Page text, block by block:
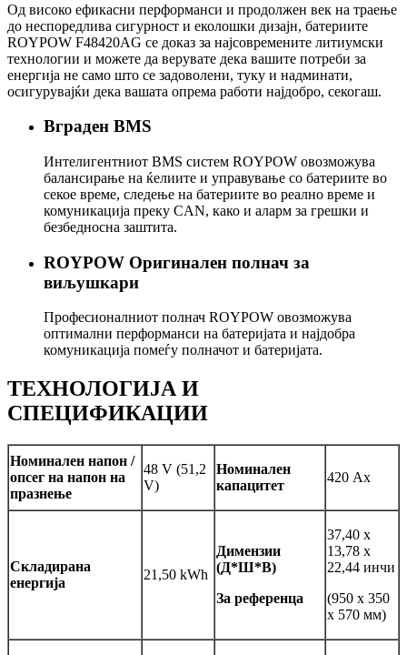
Од високо ефикасни перформанси и продолжен век на траење
до неспоредлива сигурност и еколошки дизајн, батериите
ROYPOW F48420AG се доказ за најсовремените литиумски
технологии и можете да верувате дека вашите потреби за
енергија не само што се задоволени, туку и надминати,
осигурувајќи дека вашата опрема работи најдобро, секогаш.
Вграден BMS
Интелигентниот BMS систем ROYPOW овозможува
балансирање на ќелиите и управување со батериите во
секое време, следење на батериите во реално време и
комуникација преку CAN, како и аларм за грешки и
безбедносна заштита.
ROYPOW Оригинален полнач за
виљушкари
Професионалниот полнач ROYPOW овозможува
оптимални перформанси на батеријата и најдобра
комуникација помеѓу полначот и батеријата.
ТЕХНОЛОГИЈА И
СПЕЦИФИКАЦИИ
Номинален напон /
опсег на напон на
празнење
48 V (51,2
V)
Номинален
капацитет
420 Ах
Складирана
енергија
21,50 kWh
Димензии
(Д*Ш*В)
За референца
37,40 x
13,78 x
22,44 инчи
(950 x 350
x 570 мм)